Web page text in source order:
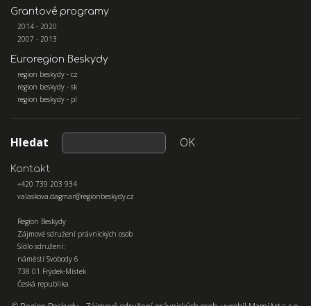
Grantové programy
2014 - 2020
2007 - 2013
Euroregion Beskydy
region beskydy - cz
region beskydy - sk
region beskydy - pl
Hledat OK
Kontakt
+420 739 203 934
valaskova.dagmar@regionbeskydy.cz
Region Beskydy
Zájmové sdružení právnických osob
Sídlo sdružení:
náměstí Svobody 6
738 01 Frýdek-Místek
Česká republika